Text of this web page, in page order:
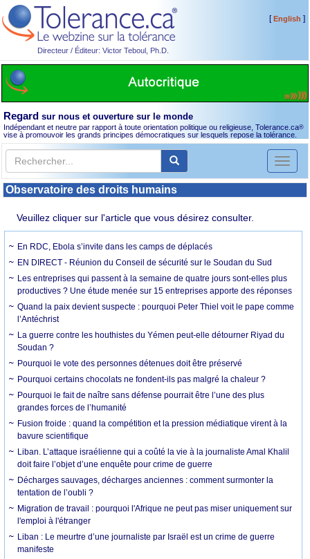
Directeur / Éditeur: Victor Teboul, Ph.D.
[English ]
Regard sur nous et ouverture sur le monde
Indépendant et neutre par rapport à toute orientation politique ou religieuse, Tolerance.ca®
vise à promouvoir les grands principes démocratiques sur lesquels repose la tolérance.
Toggle
Observatoire des droits humains
Veuillez cliquer sur l'article que vous désirez consulter.
En RDC, Ebola s’invite dans les camps de déplacés
EN DIRECT - Réunion du Conseil de sécurité sur le Soudan du Sud
Les entreprises qui passent à la semaine de quatre jours sont-elles plus
productives ? Une étude menée sur 15 entreprises apporte des réponses
Quand la paix devient suspecte : pourquoi Peter Thiel voit le pape comme
l’Antéchrist
La guerre contre les houthistes du Yémen peut-elle détourner Riyad du
Soudan ?
Pourquoi le vote des personnes détenues doit être préservé
Pourquoi certains chocolats ne fondent-ils pas malgré la chaleur ?
Pourquoi le fait de naître sans défense pourrait être l’une des plus
grandes forces de l’humanité
Fusion froide : quand la compétition et la pression médiatique virent à la
bavure scientifique
Liban. L’attaque israélienne qui a coûté la vie à la journaliste Amal Khalil
doit faire l’objet d’une enquête pour crime de guerre
Décharges sauvages, décharges anciennes : comment surmonter la
tentation de l’oubli ?
Migration de travail : pourquoi l'Afrique ne peut pas miser uniquement sur
l'emploi à l'étranger
Liban : Le meurtre d’une journaliste par Israël est un crime de guerre
manifeste